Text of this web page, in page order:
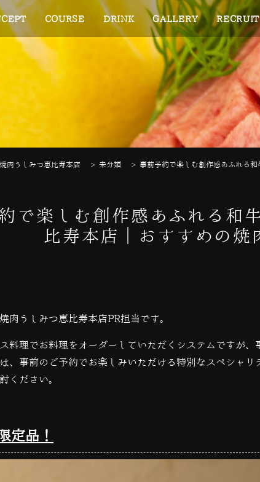
COURSE DRINK GALLERY RECRUIT
肉うしみつ恵比寿本店 > 未分類 > 事前予約で楽しむ創作感あふれる
で楽しむ創作感あふれる和
比寿本店｜おすすめの
肉うしみつ恵比寿本店PR担当です。
料理でお料理をオーダーしていただくシステムですが
、事前のご予約でお楽しみいただける特別なスペシャ
ください。
定品！